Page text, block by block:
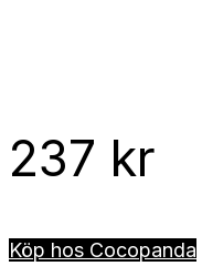
237 kr
Köp hos Cocopanda